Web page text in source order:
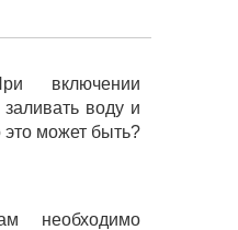
включении
воду и
это может быть?
необходимо